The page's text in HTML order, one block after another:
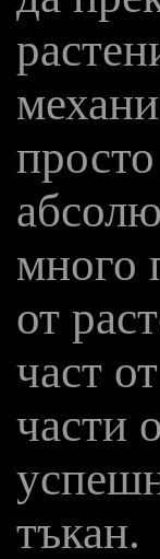
много
от
част
части
тъкан.